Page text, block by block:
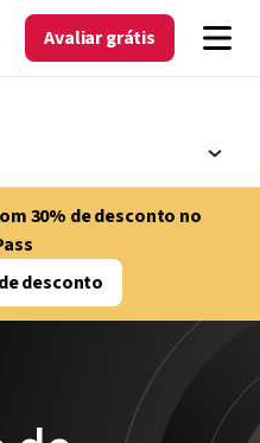
Avaliar grátis
30% de desconto no
desconto